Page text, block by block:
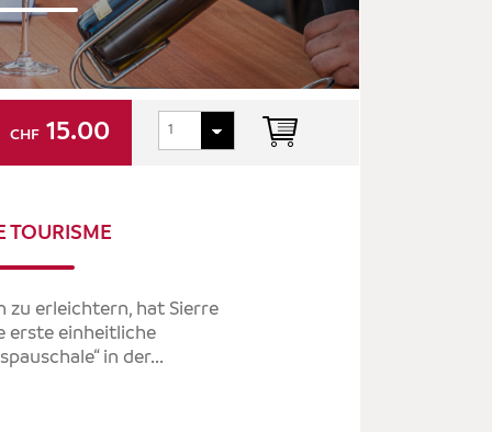
CHF15.00
TOURISME
zu erleichtern, hat Sierre
erste einheitliche
in der...